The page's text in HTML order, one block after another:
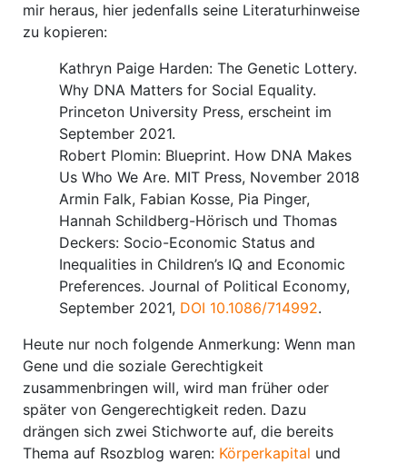
mir heraus, hier jedenfalls seine Literaturhinweise
zu kopieren:
Kathryn Paige Harden: The Genetic Lottery.
Why DNA Matters for Social Equality.
Princeton University Press, erscheint im
September 2021.
Robert Plomin: Blueprint. How DNA Makes
Us Who We Are. MIT Press, November 2018
Armin Falk, Fabian Kosse, Pia Pinger,
Hannah Schildberg-Hörisch und Thomas
Deckers: Socio-Economic Status and
Inequalities in Children’s IQ and Economic
Preferences. Journal of Political Economy,
September 2021, DOI 10.1086/714992.
Heute nur noch folgende Anmerkung: Wenn man
Gene und die soziale Gerechtigkeit
zusammenbringen will, wird man früher oder
später von Gengerechtigkeit reden. Dazu
drängen sich zwei Stichworte auf, die bereits
Thema auf Rsozblog waren: Körperkapital und